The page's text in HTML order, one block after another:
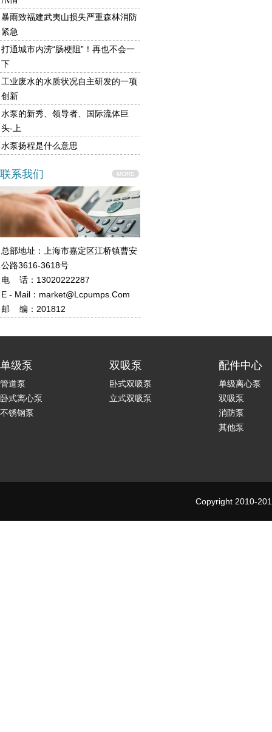
暴雨致福建武夷山损失严重森林消防
紧急
打通城市内涝“肠梗阻”！再也不会一
下
工业废水的水质状况自主研发的一项
创新
水泵的新秀、领导者、国际流体巨
头-上
水泵扬程是什么意思
联系我们
总部地址：上海市嘉定区江桥镇曹安
公路3616-3618号
电 话：13020222287
E - Mail：market@lcpumps.com
邮 编：201812
单级泵
管道泵
卧式离心泵
不锈钢泵
双吸泵
卧式双吸泵
立式双吸泵
配件中心
单级离心泵
双吸泵
消防泵
其他泵
Copyright 2010-